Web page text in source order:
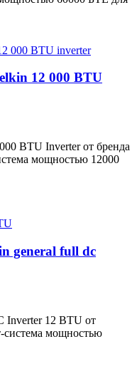
12 000 BTU
BTU Inverter от бренда
мощностью 12000
general full dc
Inverter 12 BTU от
мощностью